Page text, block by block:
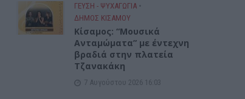
ΓΕΎΣΗ - ΨΥΧΑΓΩΓΊΑ •
ΔΉΜΟΣ ΚΙΣΆΜΟΥ
Κίσαμος: “Μουσικά
Ανταμώματα” με έντεχνη
βραδιά στην πλατεία
Τζανακάκη
7 Αυγούστου 2026 16:03